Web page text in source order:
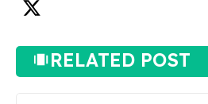
RELATED POST